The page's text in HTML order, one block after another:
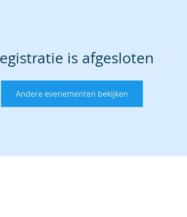
is afgesloten
Andere evenementen bekijken